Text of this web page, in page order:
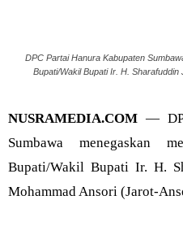
DPC Partai Hanura Kabupaten
Bupati/Wakil Bupati Ir. H.
NUSRAMEDIA.COM —
Sumbawa menegaskan
Bupati/Wakil Bupati Ir. H.
Mohammad Ansori (Jarot-